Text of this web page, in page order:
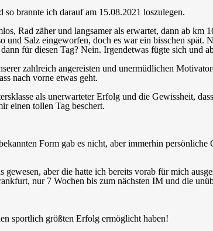
brannte ich darauf am 15.08.2021 loszulegen.
Rad zäher und langsamer als erwartet, dann ab km
und Salz eingeworfen, doch es war ein bisschen spät.
dann für diesen Tag? Nein. Irgendetwas fügte sich und
zahlreich angereisten und unermüdlichen
nach vorne etwas geht.
als unerwarteter Erfolg und die Gewissheit,
einen tollen Tag beschert.
Form gab es nicht, aber immerhin
gewesen, aber die hatte ich bereits vorab für mich
nur 7 Wochen bis zum nächsten IM und die
sportlich größten Erfolg ermöglicht haben!